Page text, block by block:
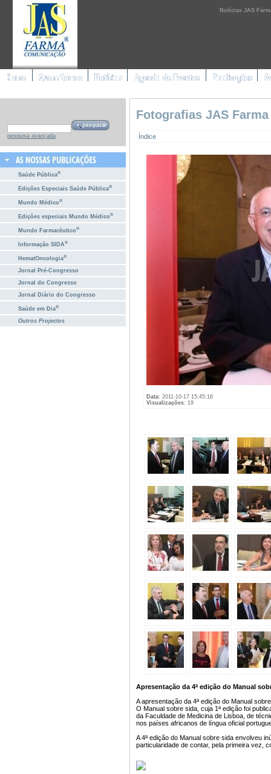
Notícias JAS
pesquisa avançada
Saúde Pública®
Edições Especiais Saúde Pública®
Mundo Médico®
Edições especiais Mundo Médico®
Mundo Farmacêutico®
Informação SIDA®
HematOncologia®
Jornal Pré-Congresso
Jornal do Congresso
Jornal Diário do Congresso
Saúde em Dia®
Outros Projectos
Fotografias JAS
Índice
Data: 2011-10-17 15:45:16
Visualizações: 19
Apresentação da 4ª edição do Manual
A apresentação da 4ª edição do Manual
O Manual sobre sida, cuja 1ª edição foi
da Faculdade de Medicina de Lisboa, de
nos países africanos de língua oficial
A 4ª edição do Manual sobre sida envolveu
particularidade de contar, pela primeira vez,